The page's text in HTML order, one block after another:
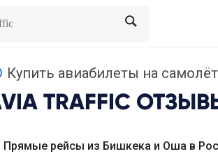
Купить авиабилеты на
TRAFFIC
Прямые рейсы из Бишкека и Оша в